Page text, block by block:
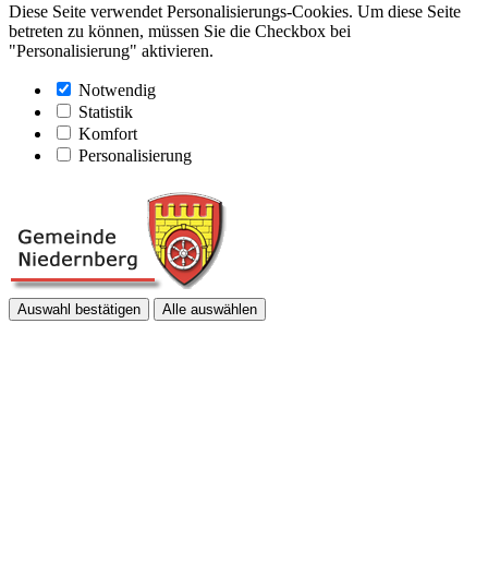
Diese Seite verwendet Personalisierungs-Cookies. Um diese Seite
betreten zu können, müssen Sie die Checkbox bei
"Personalisierung" aktivieren.
Notwendig
Statistik
Komfort
Personalisierung
Auswahl bestätigen Alle auswählen